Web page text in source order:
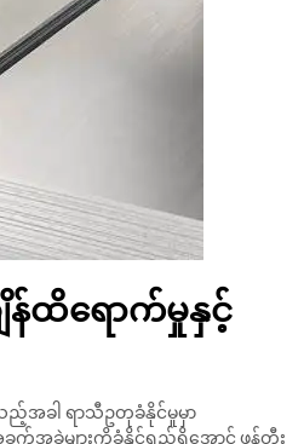
န်ထိရောက်မှုနှင့်
ခါ ရာသီဥတုခံနိုင်မှုမှာ
က်အခဲများကိုခံနိုင်ရည်ရှိအောင် ဖန်တီး